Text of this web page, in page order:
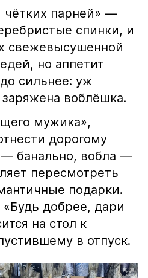
чётких парней» —
спинки, и
свежевысушенной
но аппетит
сильнее: уж
воблёшка.
мужика»,
дорогому
банально, вобла —
пересмотреть
подарки.
добрее, дари
на стол к
в отпуск.